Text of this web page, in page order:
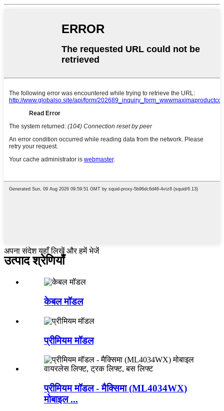
अपना संदेश यहाँ लिखें और हमें भेजें
उत्पाद श्रेणियाँ
केबल मॉडल
प्रीमियम मॉडल
प्रीमियम मॉडल - मैक्सिमा (ML4034WX)
मोबाइल ...